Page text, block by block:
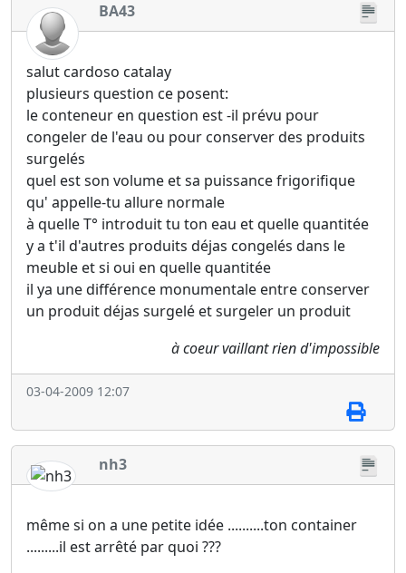
BA43
salut cardoso catalay
plusieurs question ce posent:
le conteneur en question est -il prévu pour
congeler de l'eau ou pour conserver des produits
surgelés
quel est son volume et sa puissance frigorifique
qu' appelle-tu allure normale
à quelle T° introduit tu ton eau et quelle quantitée
y a t'il d'autres produits déjas congelés dans le
meuble et si oui en quelle quantitée
il ya une différence monumentale entre conserver
un produit déjas surgelé et surgeler un produit
à coeur vaillant rien d'impossible
03-04-2009 12:07
nh3
même si on a une petite idée ..........ton container
.........il est arrêté par quoi ???